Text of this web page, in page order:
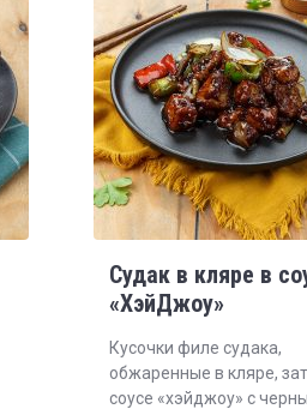
Судак в кляре в
«ХэйДжоу»
Кусочки филе судака,
обжаренные в кляре,
соусе «хэйджоу» с